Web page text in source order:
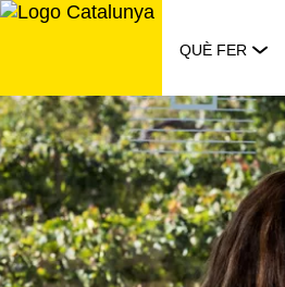
Saltar
QUÈ FER